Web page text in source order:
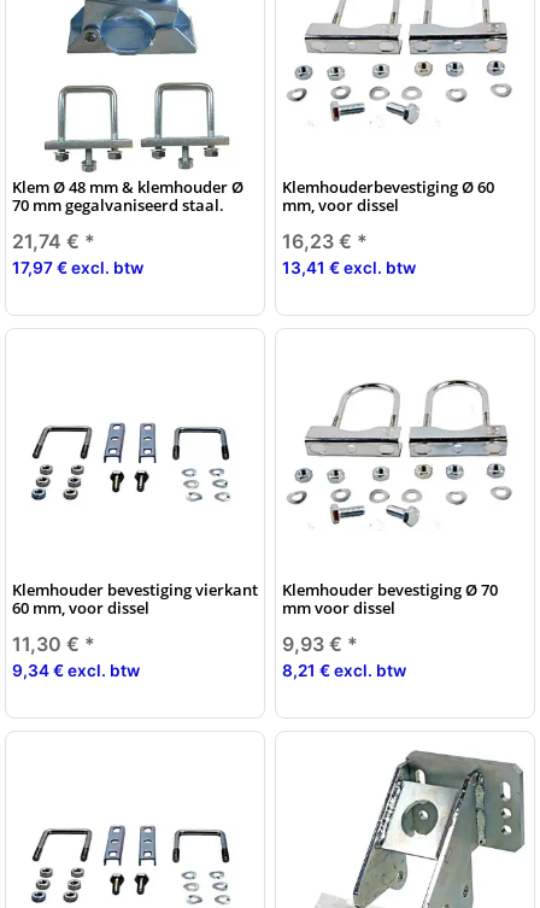
Klem Ø 48 mm & klemhouder Ø
70 mm gegalvaniseerd staal.
21,74 € *
17,97 € excl. btw
Klemhouderbevestiging Ø 60
mm, voor dissel
16,23 € *
13,41 € excl. btw
Klemhouder bevestiging vierkant
60 mm, voor dissel
11,30 € *
9,34 € excl. btw
Klemhouder bevestiging Ø 70
mm voor dissel
9,93 € *
8,21 € excl. btw